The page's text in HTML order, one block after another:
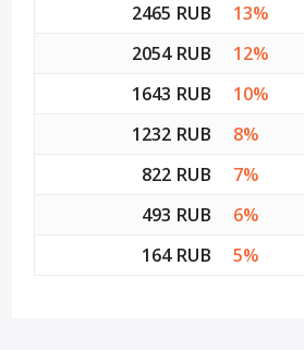
2465 RUB
13%
2054 RUB
12%
1643 RUB
10%
1232 RUB
8%
822 RUB
7%
493 RUB
6%
164 RUB
5%